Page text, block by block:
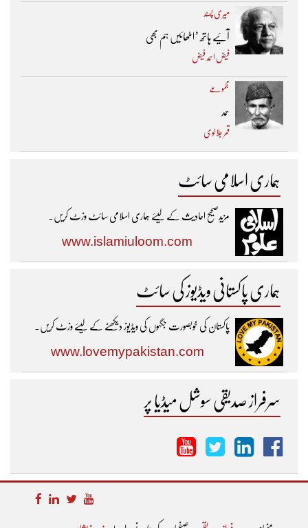
میری پسند
آئیے ہاتھ ’اٹھائیں ہم بھی
فیض احمد فیض
مجموعے
حمد
قمر جلالوی
ہماری اسلامی سائٹ
مزیدصحیح احادیث کے لیئے ہماری اسلامی سائٹ وزٹ کریں۔
www.islamiuloom.com
ہماری پاکستانی ویڈیوز کی سائٹ
پاکستان کی خوبصورت جگہوں کی ویڈیوز دیکھنے کے لیئے وزٹ کریں۔
www.lovemypakistan.com
سرفراز صدیقی سوشل میڈیا پر